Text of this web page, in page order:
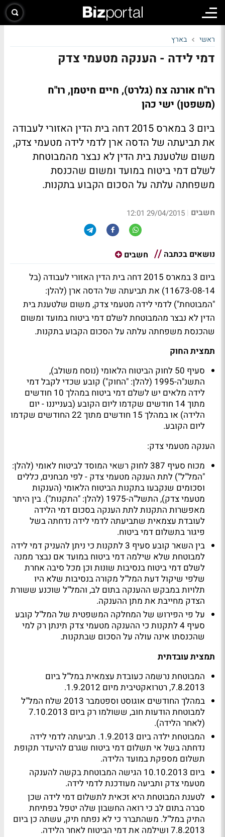
ראשי בארץ
דמי לידה - הענקה מטעמי צדק
רו"ח אורנה צח (גלרט), חיים חיטמן, רו"ח
(משפטן) ישי כהן
ביום 3 במארס 2015 דחה בית הדין האזורי לעבודה
את תביעתה של הדסה ארן לדמי לידה מטעמי צדק,
משום שלטענת בית הדין לא נבצר מהמבוטחת
לשלם דמי ביטוח במועד ומשום שהכנסת
משפחתה עלתה על הסכום הקבוע בתקנות.
חשבים |
29/04/2015 12:01
נושאים בכתבה חשבים
ביום 3 במארס 2015 דחה בית הדין האזורי לעבודה (בל
11673-08-14) את תביעתה של הדסה ארן (להלן:
"המבוטחת") לדמי לידה מטעמי צדק, משום שלטענת בית
הדין לא נבצר מהמבוטחת לשלם דמי ביטוח במועד ומשום
שהכנסת משפחתה עלתה על הסכום הקבוע בתקנות.
תמצית החוק
סעיף 50 לחוק הביטוח הלאומי (נוסח משולב),
התשנ"ה-1995 (להלן: "החוק") קובע שכדי לקבל דמי
לידה מלאים יש לשלם דמי ביטוח במהלך 10 חודשים
מתוך 14 חודשים שקדמו ליום הקובע (בענייננו - יום
הלידה) או במהלך 15 חודשים מתוך 22 החודשים שקדמו
ליום הקובע.
הענקה מטעמי צדק:
מכוח סעיף 387 לחוק רשאי המוסד לביטוח לאומי (להלן:
"המל"ל") לתת הענקה מטעמי צדק - לפי מבחנים, כללים
וסכומים שנקבעו בתקנות הביטוח הלאומי (הענקות
מטעמי צדק), התשל"ה-1975 (להלן: "התקנות"). בין היתר
מאפשרות התקנות לתת הענקה בסכום דמי הלידה
לעובדת עצמאית שתביעתה לדמי לידה נדחתה בשל
פיגור בתשלום דמי ביטוח.
בין השאר קובע סעיף 3 לתקנות כי ניתן להעניק דמי לידה
למבוטחת שלא שילמה דמי ביטוח במועד אם נבצר ממנה
לשלם דמי ביטוח בנסיבות שונות וכן מכל סיבה אחרת
שלפי שיקול דעת המל"ל מקורה בנסיבות שלא היו
תלויות במבקש ההענקה בתום לב, והמל"ל שוכנע ששורת
הצדק מחייבת את מתן ההענקה.
על פי הפירוש של המחלקה המשפטית של המל"ל קובע
סעיף 4 לתקנות כי ההענקה מטעמי צדק תינתן רק למי
שהכנסתו אינה עולה על הסכום שבתקנות.
תמצית עובדתית
המבוטחת נרשמה כעובדת עצמאית במל"ל ביום
7.8.2013, רטרואקטיבית מיום 1.9.2012.
במהלך החודשים אוגוסט וספטמבר 2013 שלח המל"ל
למבוטחת הודעות חוב, ששולמו רק ביום 7.10.2013
(לאחר הלידה).
המבוטחת ילדה ביום 1.9.2013. תביעתה לדמי לידה
נדחתה בשל אי תשלום דמי ביטוח שגרם להיעדר תקופת
תשלום מספקת במועד הלידה.
ביום 10.10.2013 הגישה המבוטחת בקשה להענקה
מטעמי צדק ותביעה מעודכנת לדמי לידה.
לטענת המבוטחת היא זכאית לתשלום דמי לידה שכן
סברה בתום לב כי רואה החשבון שלה יטפל בפתיחת
התיק במל"ל. משהתברר כי לא נפתח תיק, עשתה כן ביום
7.8.2013 ושילמה את דמי הביטוח לאחר הלידה.